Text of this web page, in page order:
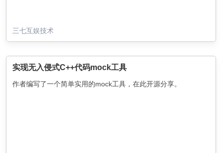
三七互娱技术
实现无入侵式C++代码mock工具
作者编写了一个简单实用的mock工具，在此开源分享。